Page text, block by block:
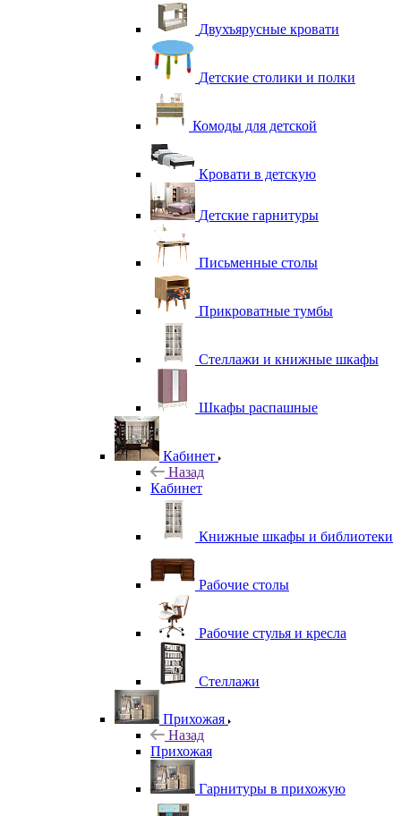
Двухъярусные кровати
Детские столики и полки
Комоды для детской
Кровати в детскую
Детские гарнитуры
Письменные столы
Прикроватные тумбы
Стеллажи и книжные шкафы
Шкафы распашные
Кабинет
Назад
Кабинет
Книжные шкафы и библиотеки
Рабочие столы
Рабочие стулья и кресла
Стеллажи
Прихожая
Назад
Прихожая
Гарнитуры в прихожую